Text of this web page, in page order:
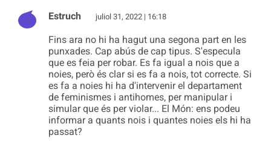
Estruch juliol 31, 2022 | 16:18
Fins ara no hi ha hagut una segona part en les
punxades. Cap abús de cap tipus. S'especula
que es feia per robar. Es fa igual a nois que a
noies, però és clar si es fa a nois, tot correcte. Si
es fa a noies hi ha d'intervenir el departament
de feminismes i antihomes, per manipular i
simular que és per violar... El Món: ens podeu
informar a quants nois i quantes noies els hi ha
passat?